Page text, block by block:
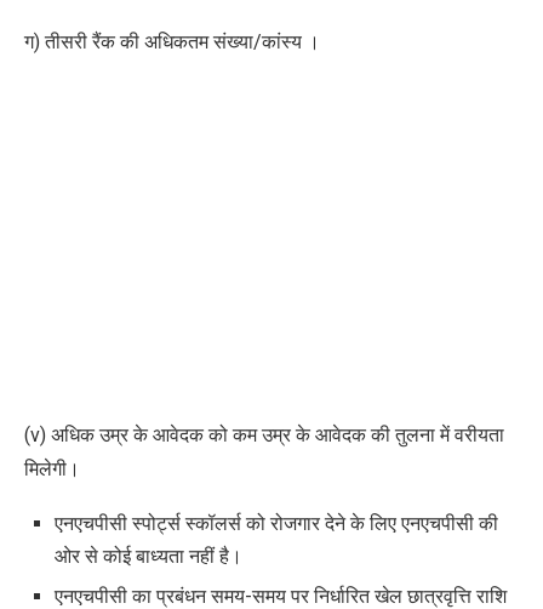
ग) तीसरी रैंक की अधिकतम संख्या/कांस्य ।
(v) अधिक उम्र के आवेदक को कम उम्र के आवेदक की तुलना में वरीयता
मिलेगी।
एनएचपीसी स्पोर्ट्स स्कॉलर्स को रोजगार देने के लिए एनएचपीसी की
ओर से कोई बाध्यता नहीं है।
एनएचपीसी का प्रबंधन समय-समय पर निर्धारित खेल छात्रवृत्ति राशि